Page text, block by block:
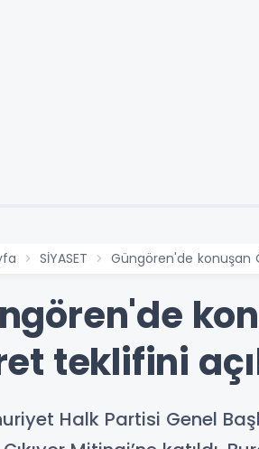
SİYASET Güngören'de konuşan
teklifini
Halk Partisi Genel